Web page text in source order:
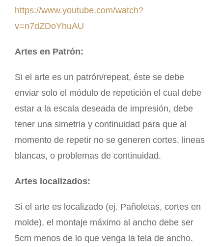
https://www.youtube.com/watch?
v=n7dZDoYhuAU
Artes en Patrón:
Si el arte es un patrón/repeat, éste se debe
enviar solo el módulo de repetición el cual debe
estar a la escala deseada de impresión, debe
tener una simetria y continuidad para que al
momento de repetir no se generen cortes, lineas
blancas, o problemas de continuidad.
Artes localizados:
Si el arte es localizado (ej. Pañoletas, cortes en
molde), el montaje máximo al ancho debe ser
5cm menos de lo que venga la tela de ancho.